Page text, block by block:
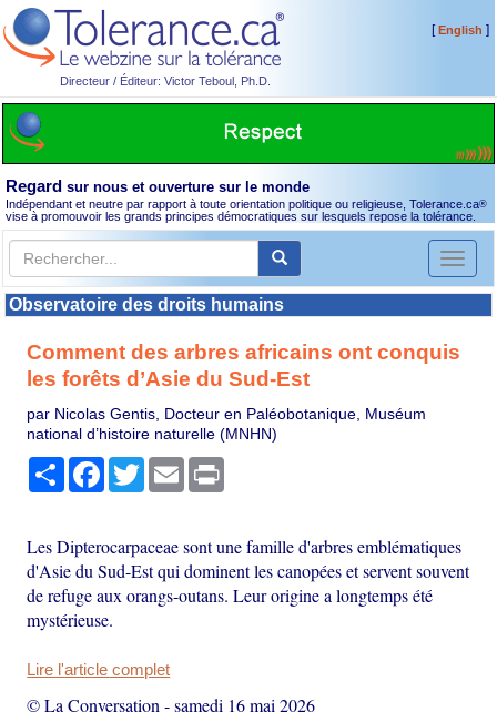
Directeur / Éditeur: Victor Teboul, Ph.D.
[English ]
Regard sur nous et ouverture sur le monde
Indépendant et neutre par rapport à toute orientation politique ou religieuse, Tolerance.ca®
vise à promouvoir les grands principes démocratiques sur lesquels repose la tolérance.
Toggle
Observatoire des droits humains
Comment des arbres africains ont conquis
les forêts d’Asie du Sud-Est
par Nicolas Gentis, Docteur en Paléobotanique, Muséum
national d’histoire naturelle (MNHN)
PartagerFacebook
TwitterEmail
Les Dipterocarpaceae sont une famille d'arbres emblématiques
d'Asie du Sud-Est qui dominent les canopées et servent souvent
de refuge aux orangs-outans. Leur origine a longtemps été
mystérieuse.
Lire l'article complet
© La Conversation -samedi 16 mai 2026